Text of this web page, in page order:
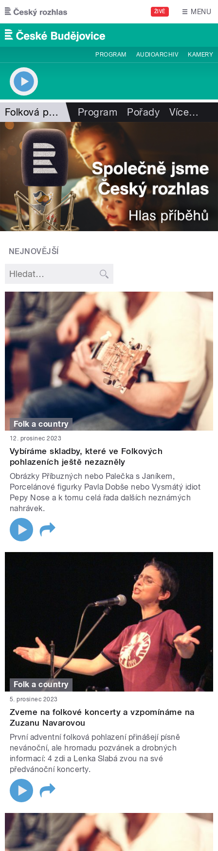
Přejít k hlavnímu obsahu
ŽIVĚ MENU
PROGRAM AUDIOARCHIV KAMERY
Folková pohlazení Program Pořady Více…
NEJNOVĚJŠÍ
Folk a country
12. prosinec 2023
Vybíráme skladby, které ve Folkových
pohlazeních ještě nezazněly
Obrázky Příbuzných nebo Palečka s Janíkem,
Porcelánové figurky Pavla Dobše nebo Vysmátý idiot
Pepy Nose a k tomu celá řada dalších neznámých
nahrávek.
Folk a country
5. prosinec 2023
Zveme na folkové koncerty a vzpomínáme na
Zuzanu Navarovou
První adventní folková pohlazení přinášejí písně
nevánoční, ale hromadu pozvánek a drobných
informací: 4 zdi a Lenka Slabá zvou na své
předvánoční koncerty.